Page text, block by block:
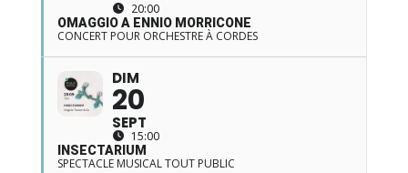
20:00
OMAGGIO A ENNIO MORRICONE
CONCERT POUR ORCHESTRE À CORDES
DIM
20
SEPT
15:00
INSECTARIUM
SPECTACLE MUSICAL TOUT PUBLIC